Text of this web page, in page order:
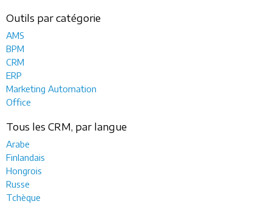
Outils par catégorie
AMS
BPM
CRM
ERP
Marketing Automation
Office
Tous les CRM, par langue
Arabe
Finlandais
Hongrois
Russe
Tchèque